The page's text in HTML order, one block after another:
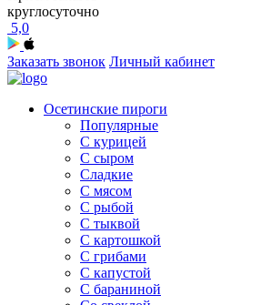
круглосуточно
5,0
Заказать звонок Личный кабинет
Осетинские пироги
Популярные
С курицей
С сыром
Сладкие
С мясом
С рыбой
С тыквой
С картошкой
С грибами
С капустой
C бараниной